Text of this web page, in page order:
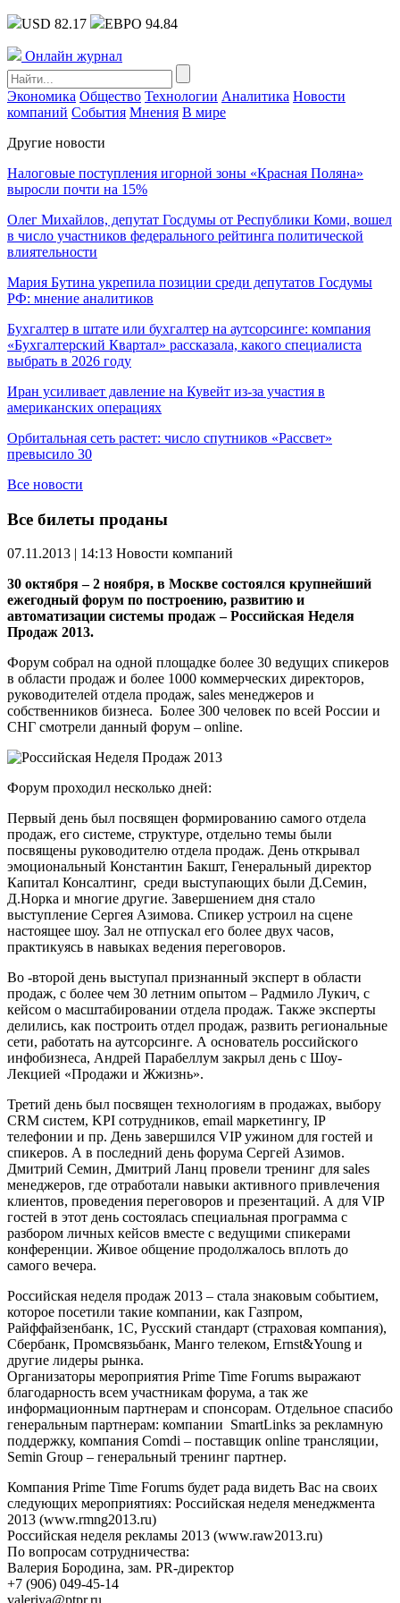
USD 82.17 ЕВРО 94.84
Онлайн журнал
Экономика Общество Технологии Аналитика Новости
компаний События Мнения В мире
Другие новости
Налоговые поступления игорной зоны «Красная Поляна»
выросли почти на 15%
Олег Михайлов, депутат Госдумы от Республики Коми, вошел
в число участников федерального рейтинга политической
влиятельности
Мария Бутина укрепила позиции среди депутатов Госдумы
РФ: мнение аналитиков
Бухгалтер в штате или бухгалтер на аутсорсинге: компания
«Бухгалтерский Квартал» рассказала, какого специалиста
выбрать в 2026 году
Иран усиливает давление на Кувейт из-за участия в
американских операциях
Орбитальная сеть растет: число спутников «Рассвет»
превысило 30
Все новости
Все билеты проданы
07.11.2013 | 14:13 Новости компаний
30 октября – 2 ноября, в Москве состоялся крупнейший
ежегодный форум по построению, развитию и
автоматизации системы продаж – Российская Неделя
Продаж 2013.
Форум собрал на одной площадке более 30 ведущих спикеров
в области продаж и более 1000 коммерческих директоров,
руководителей отдела продаж, sales менеджеров и
собственников бизнеса. Более 300 человек по всей России и
СНГ смотрели данный форум – online.
Форум проходил несколько дней:
Первый день был посвящен формированию самого отдела
продаж, его системе, структуре, отдельно темы были
посвящены руководителю отдела продаж. День открывал
эмоциональный Константин Бакшт, Генеральный директор
Капитал Консалтинг, среди выступающих были Д.Семин,
Д.Норка и многие другие. Завершением дня стало
выступление Сергея Азимова. Спикер устроил на сцене
настоящее шоу. Зал не отпускал его более двух часов,
практикуясь в навыках ведения переговоров.
Во -второй день выступал признанный эксперт в области
продаж, с более чем 30 летним опытом – Радмило Лукич, с
кейсом о масштабировании отдела продаж. Также эксперты
делились, как построить отдел продаж, развить региональные
сети, работать на аутсорсинге. А основатель российского
инфобизнеса, Андрей Парабеллум закрыл день с Шоу-
Лекцией «Продажи и Жжизнь».
Третий день был посвящен технологиям в продажах, выбору
CRM систем, KPI сотрудников, email маркетингу, IP
телефонии и пр. День завершился VIP ужином для гостей и
спикеров. А в последний день форума Сергей Азимов.
Дмитрий Семин, Дмитрий Ланц провели тренинг для sales
менеджеров, где отработали навыки активного привлечения
клиентов, проведения переговоров и презентаций. А для VIP
гостей в этот день состоялась специальная программа с
разбором личных кейсов вместе с ведущими спикерами
конференции. Живое общение продолжалось вплоть до
самого вечера.
Российская неделя продаж 2013 – стала знаковым событием,
которое посетили такие компании, как Газпром,
Райффайзенбанк, 1С, Русский стандарт (страховая компания),
Сбербанк, Промсвязьбанк, Манго телеком, Ernst&Young и
другие лидеры рынка.
Организаторы мероприятия Prime Time Forums выражают
благодарность всем участникам форума, а так же
информационным партнерам и спонсорам. Отдельное спасибо
генеральным партнерам: компании SmartLinks за рекламную
поддержку, компания Comdi – поставщик online трансляции,
Semin Group – генеральный тренинг партнер.
Компания Prime Time Forums будет рада видеть Вас на своих
следующих мероприятиях: Российская неделя менеджмента
2013 (www.rmng2013.ru)
Российская неделя рекламы 2013 (www.raw2013.ru)
По вопросам сотрудничества:
Валерия Бородина, зам. PR-директор
+7 (906) 049-45-14